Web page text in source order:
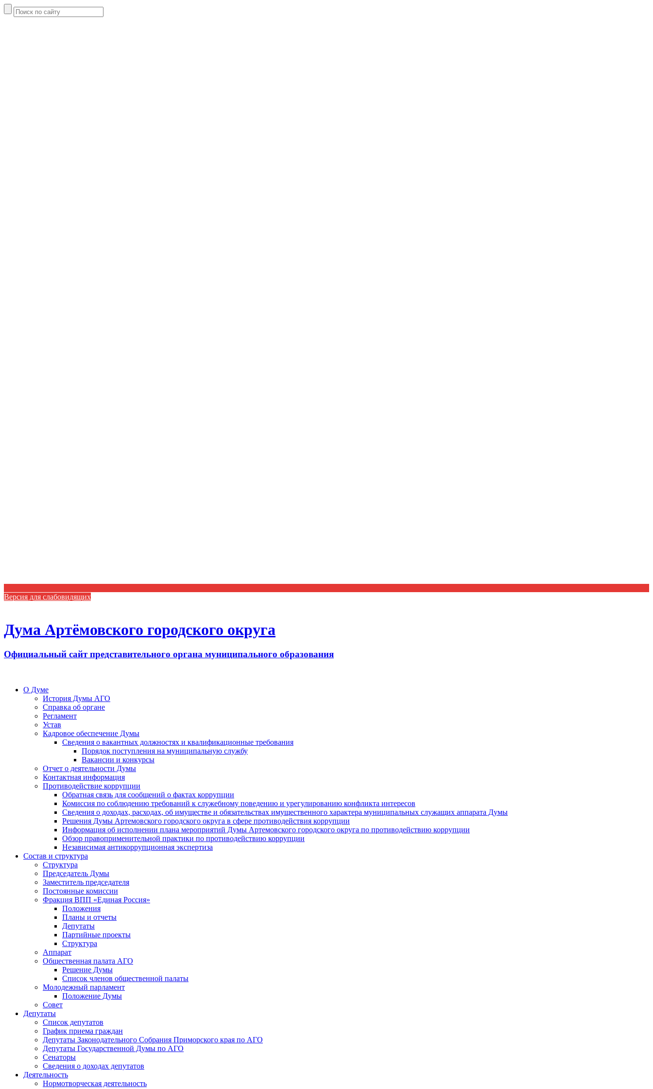
Версия для слабовидящих
Дума Артёмовского городского округа
Официальный сайт представительного органа муниципального образования
О Думе
История Думы АГО
Справка об органе
Регламент
Устав
Кадровое обеспечение Думы
Сведения о вакантных должностях и квалификационные требования
Порядок поступления на муниципальную службу
Вакансии и конкурсы
Отчет о деятельности Думы
Контактная информация
Противодействие коррупции
Обратная связь для сообщений о фактах коррупции
Комиссия по соблюдению требований к служебному поведению и урегулированию конфликта интересов
Сведения о доходах, расходах, об имуществе и обязательствах имущественного характера муниципальных служащих аппарата Думы
Решения Думы Артемовского городского округа в сфере противодействия коррупции
Информация об исполнении плана мероприятий Думы Артемовского городского округа по противодействию коррупции
Обзор правоприменительной практики по противодействию коррупции
Независимая антикоррупционная экспертиза
Состав и структура
Структура
Председатель Думы
Заместитель председателя
Постоянные комиссии
Фракция ВПП «Единая Россия»
Положения
Планы и отчеты
Депутаты
Партийные проекты
Структура
Аппарат
Общественная палата АГО
Решение Думы
Список членов общественной палаты
Молодежный парламент
Положение Думы
Совет
Депутаты
Список депутатов
График приема граждан
Депутаты Законодательного Собрания Приморского края по АГО
Депутаты Государственной Думы по АГО
Сенаторы
Сведения о доходах депутатов
Деятельность
Нормотворческая деятельность